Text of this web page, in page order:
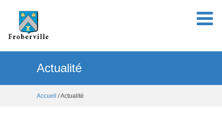
Actualité
Accueil / Actualité